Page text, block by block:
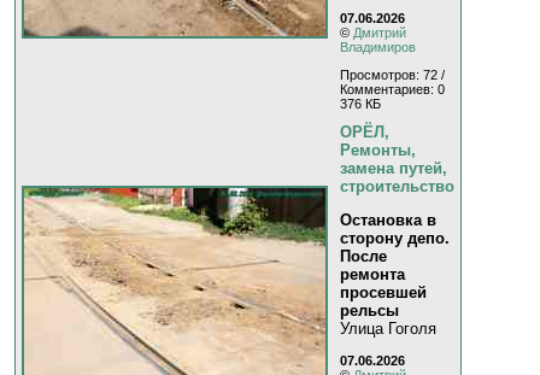
07.06.2026
© Дмитрий
Владимиров
Просмотров: 72 /
Комментариев: 0
376 КБ
ОРЁЛ,
Ремонты,
замена путей,
строительство
Остановка в
сторону депо.
После
ремонта
просевшей
рельсы
Улица Гоголя
07.06.2026